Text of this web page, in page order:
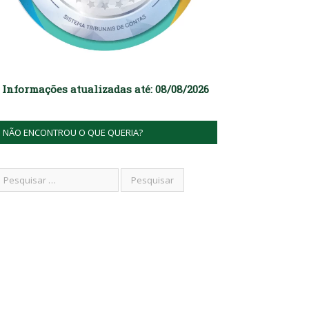
Informações atualizadas até: 08/08/2026
NÃO ENCONTROU O QUE QUERIA?